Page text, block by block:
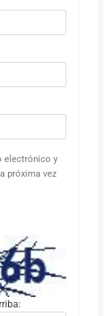
electrónico y
próxima vez